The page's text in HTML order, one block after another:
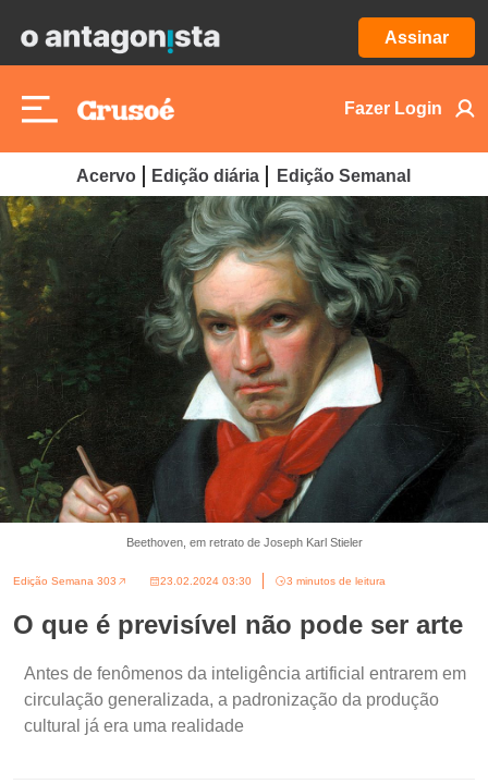
Assinar
Fazer Login
Acervo Edição diária Edição Semanal
Beethoven, em retrato de Joseph Karl Stieler
Edição Semana 303 23.02.2024 03:30 3 minutos de leitura
O que é previsível não pode ser arte
Antes de fenômenos da inteligência artificial entrarem em
circulação generalizada, a padronização da produção
cultural já era uma realidade